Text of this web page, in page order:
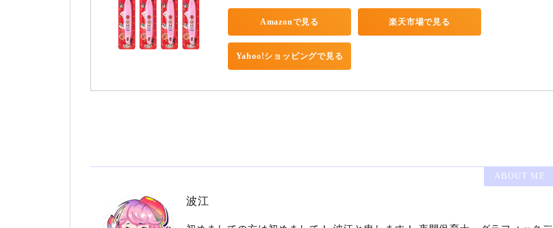
Amazonで見る 楽天市場で見る
Yahoo!ショッピングで見る
ABOUT ME
波江